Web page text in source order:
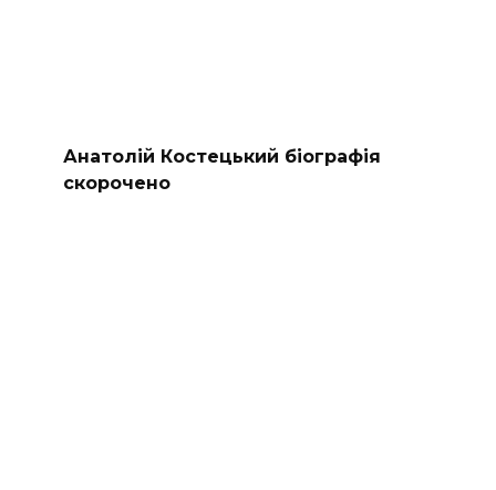
Анатолій Костецький біографія
скорочено